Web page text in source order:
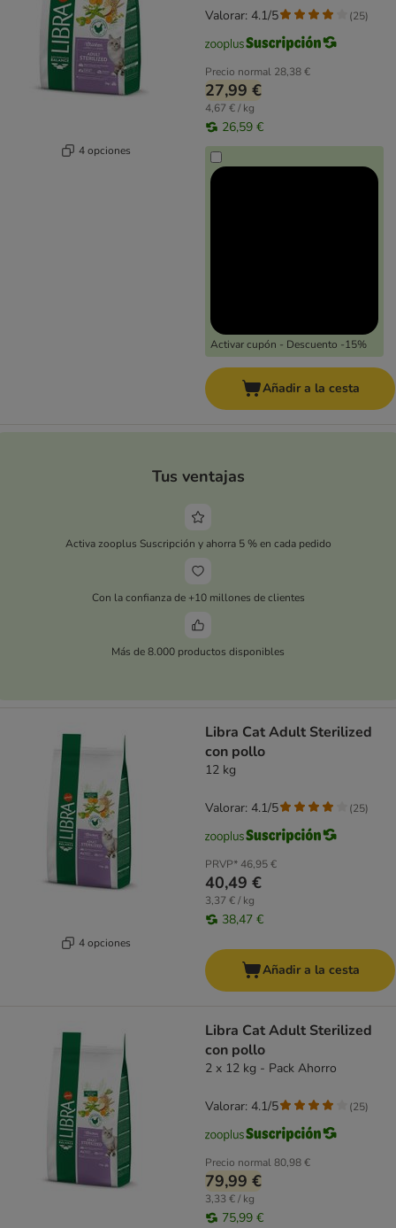
4 opciones
Precio normal 28,38 €
27,99 €
4,67 € / kg
26,59 €
Activar cupón - Descuento -15%
Valorar: 4.1/5 (25)
Añadir a la cesta
Tus ventajas
Activa zooplus Suscripción y ahorra 5 % en cada pedido
Con la confianza de +10 millones de clientes
Más de 8.000 productos disponibles
4 opciones
Libra Cat Adult Sterilized
con pollo
12 kg
PRVP*46,95 €
40,49 €
3,37 € / kg
38,47 €
Valorar: 4.1/5 (25)
Añadir a la cesta
Libra Cat Adult Sterilized
con pollo
2 x 12 kg - Pack Ahorro
Precio normal80,98 €
79,99 €
3,33 € / kg
75,99 €
Valorar: 4.1/5 (25)